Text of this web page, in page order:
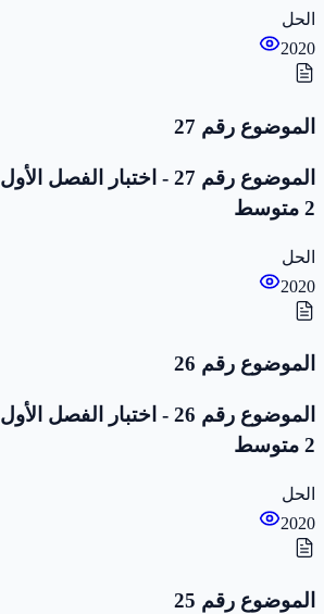
الحل
2020
الموضوع رقم 27
الموضوع رقم 27 - اختبار
2 متوسط
الحل
2020
الموضوع رقم 26
الموضوع رقم 26 - اختبار
2 متوسط
الحل
2020
الموضوع رقم 25